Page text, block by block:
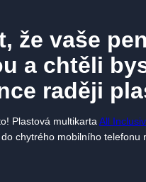
že vaše
a chtěli
raději
Plastová multikartaAll
chytrého mobilního